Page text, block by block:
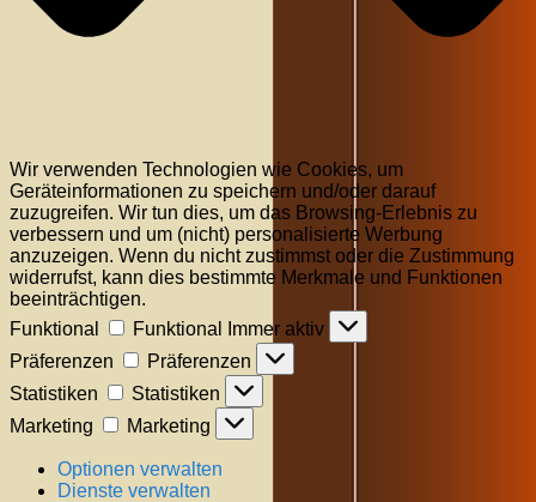
Wir verwenden Technologien wie Cookies, um
Geräteinformationen zu speichern und/oder darauf
zuzugreifen. Wir tun dies, um das Browsing-Erlebnis zu
verbessern und um (nicht) personalisierte Werbung
anzuzeigen. Wenn du nicht zustimmst oder die Zustimmung
widerrufst, kann dies bestimmte Merkmale und Funktionen
beeinträchtigen.
Funktional
Funktional
Immer aktiv
Präferenzen
Präferenzen
Statistiken
Statistiken
Marketing
Marketing
Optionen verwalten
Dienste verwalten